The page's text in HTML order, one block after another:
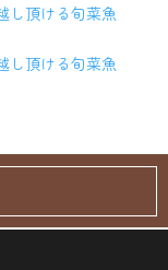
し頂ける旬菜魚
し頂ける旬菜魚